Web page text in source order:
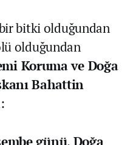
bitki olduğundan
olduğundan
Koruma ve Doğa
Bahattin
günü, Doğa